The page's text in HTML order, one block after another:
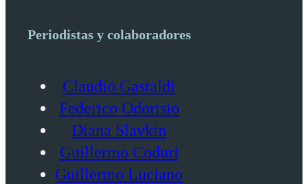
Periodistas y colaboradores
Claudio Gastaldi
Federico Odorisio
Diana Slavkin
Guillermo Coduri
Guillermo Luciano